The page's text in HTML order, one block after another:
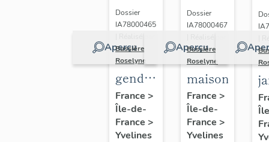
Aperçu
Dossier
IA78000465
Bussière
Roselyne
gendarmerie,
actuellement
immeuble
France >
Île-de-
France >
Yvelines
Aperçu
Dossier
IA78000467
Bussière
Roselyne
maison
France >
Île-de-
France >
Yvelines